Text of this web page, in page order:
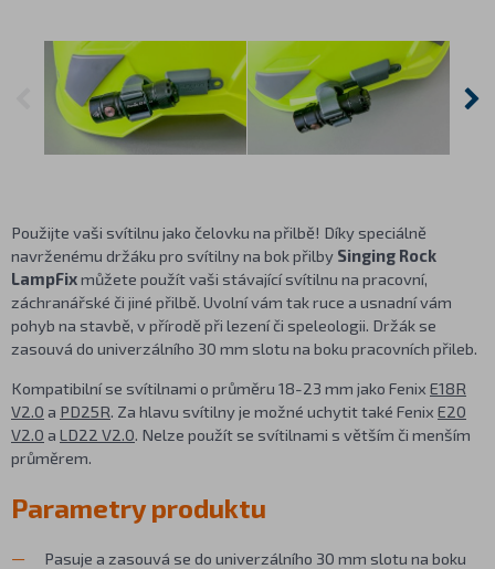
Použijte vaši svítilnu jako čelovku na přilbě! Díky speciálně
navrženému držáku pro svítilny na bok přilby Singing Rock
LampFixmůžete použít vaši stávající svítilnu na pracovní,
záchranářské či jiné přilbě. Uvolní vám tak ruce a usnadní vám
pohyb na stavbě, v přírodě při lezení či speleologii. Držák se
zasouvá do univerzálního 30 mm slotu na boku pracovních přileb.
Kompatibilní se svítilnami o průměru 18-23 mm jako Fenix E18R
V2.0 a PD25R. Za hlavu svítilny je možné uchytit také Fenix E20
V2.0 a LD22 V2.0. Nelze použít se svítilnami s větším či menším
průměrem.
Parametry produktu
Pasuje a zasouvá se do univerzálního 30 mm slotu na boku